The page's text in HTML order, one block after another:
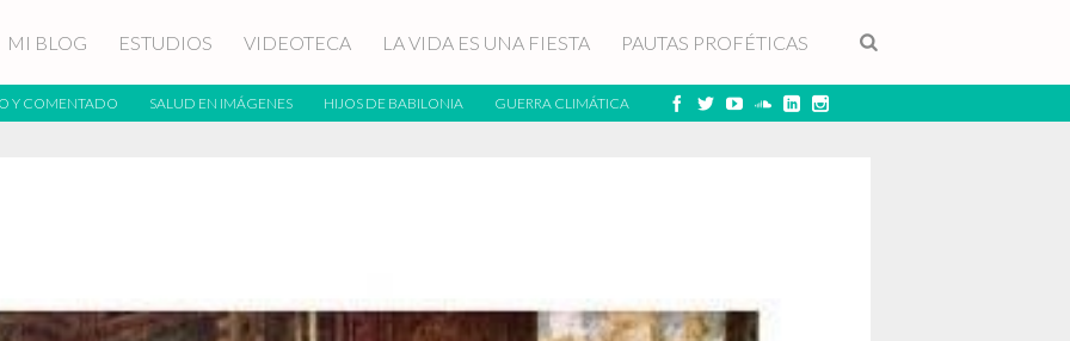
MI BLOG ESTUDIOS VIDEOTECA LA VIDA ES UNA FIESTA PAUTAS PROFÉTICAS
Y COMENTADO SALUD EN IMÁGENES HIJOS DE BABILONIA GUERRA CLIMÁTICA